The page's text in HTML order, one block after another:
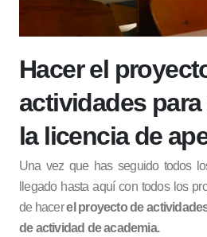
Hacer el
actividades
la licencia de
Una vez que has seguido todos
llegado hasta aquí con todos los
de hacerel proyecto de
de actividad de academia.